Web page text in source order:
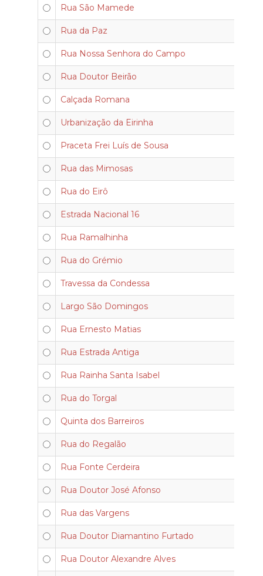
Rua São Mamede
Rua da Paz
Rua Nossa Senhora do Campo
Rua Doutor Beirão
Calçada Romana
Urbanização da Eirinha
Praceta Frei Luís de Sousa
Rua das Mimosas
Rua do Eirô
Estrada Nacional 16
Rua Ramalhinha
Rua do Grémio
Travessa da Condessa
Largo São Domingos
Rua Ernesto Matias
Rua Estrada Antiga
Rua Rainha Santa Isabel
Rua do Torgal
Quinta dos Barreiros
Rua do Regalão
Rua Fonte Cerdeira
Rua Doutor José Afonso
Rua das Vargens
Rua Doutor Diamantino Furtado
Rua Doutor Alexandre Alves